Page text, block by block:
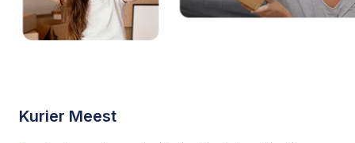
Kurier Meest